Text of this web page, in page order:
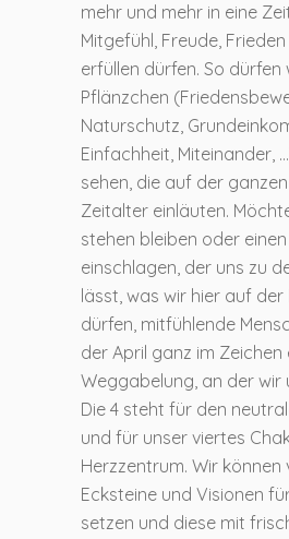
mehr und mehr in eine
Mitgefühl, Freude,
erfüllen dürfen. So dürfen
Pflänzchen
Naturschutz,
Einfachheit, Miteinander,
sehen, die auf der
Zeitalter einläuten.
stehen bleiben oder
einschlagen, der uns zu
lässt, was wir hier auf der
dürfen, mitfühlende
der April ganz im Zeichen
Weggabelung, an der wir
Die 4 steht für den
und für unser viertes
Herzzentrum. Wir können
Ecksteine und Visionen
setzen und diese mit